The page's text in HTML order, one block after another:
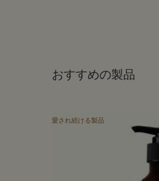
おすすめの製品
愛され続ける製品